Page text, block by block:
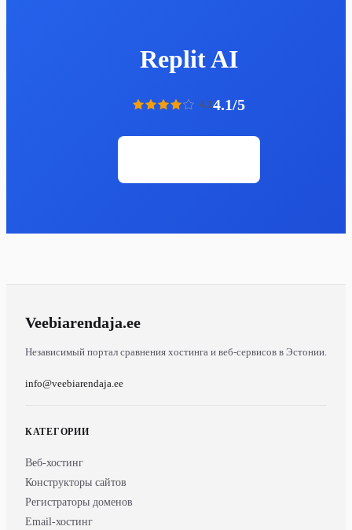
Replit AI
4.14.1/5
Veebiarendaja.ee
Независимый портал сравнения хостинга и веб-сервисов в Эстонии.
info@veebiarendaja.ee
КАТЕГОРИИ
Веб-хостинг
Конструкторы сайтов
Регистраторы доменов
Email-хостинг